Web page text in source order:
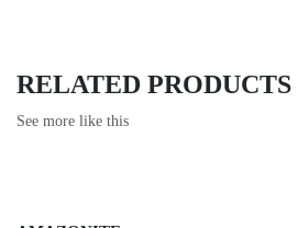
RELATED PRODUCTS
See more like this